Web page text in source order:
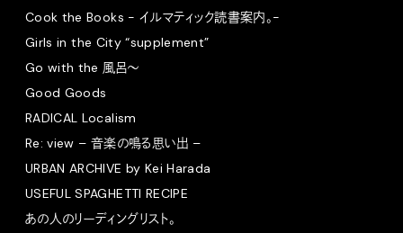
Cook the Books - イルマティック読書案内。-
Girls in the City “supplement”
Go with the 風呂〜
Good Goods
RADICAL Localism
Re: view – 音楽の鳴る思い出 –
URBAN ARCHIVE by Kei Harada
USEFUL SPAGHETTI RECIPE
あの人のリーディングリスト。